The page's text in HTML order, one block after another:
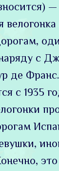
—
велогонка
с
де
с 1935
это